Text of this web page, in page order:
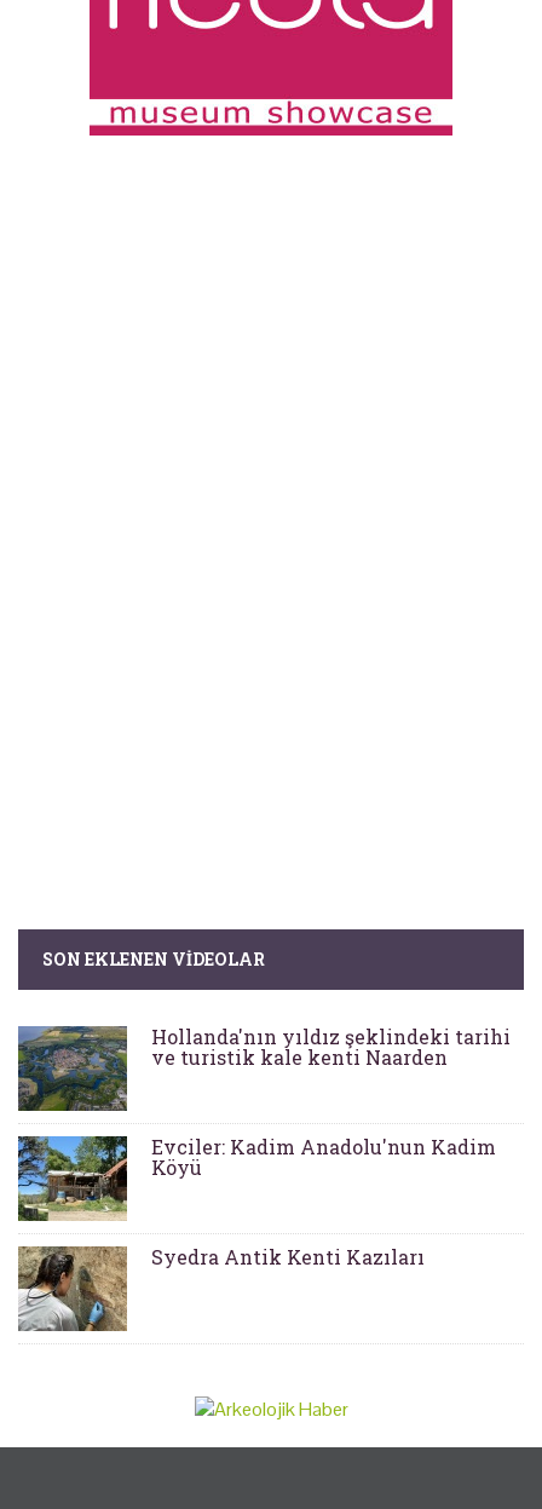
SON EKLENEN VIDEOLAR
Hollanda'nın yıldız şeklindeki tarihi
ve turistik kale kenti Naarden
Evciler: Kadim Anadolu'nun Kadim
Köyü
Syedra Antik Kenti Kazıları